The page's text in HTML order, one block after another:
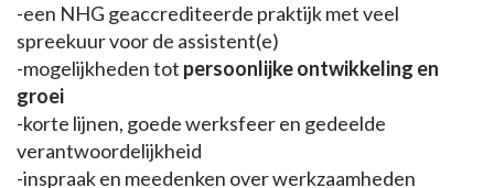
-een NHG geaccrediteerde praktijk met veel
spreekuur voor de assistent(e)
-mogelijkheden tot persoonlijke ontwikkeling en
groei
-korte lijnen, goede werksfeer en gedeelde
verantwoordelijkheid
-inspraak en meedenken over werkzaamheden